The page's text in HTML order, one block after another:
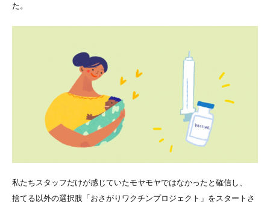
た。
私たちスタッフだけが感じていたモヤモヤではなかったと確信し、
捨てる以外の選択肢「おさがりワクチンプロジェクト」をスタートさ